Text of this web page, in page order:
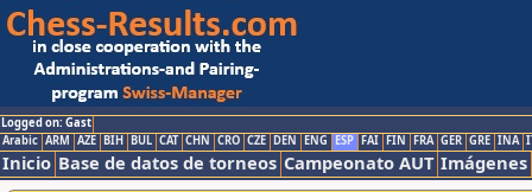
Logged on: Gast
Arabic ARM AZE BIH BUL CAT CHN CRO CZE DEN ENG ESP FAI FIN FRA GER GRE INA
Inicio Base de datos de torneos Campeonato AUT Imágenes